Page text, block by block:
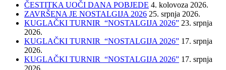
ČESTITKA UOČI DANA POBJEDE 4. kolovoza 2026.
ZAVRŠENA JE NOSTALGIJA 2026 25. srpnja 2026.
KUGLAČKI TURNIR “NOSTALGIJA 2026” 23. srpnja
2026.
KUGLAČKI TURNIR “NOSTALGIJA 2026” 17. srpnja
2026.
KUGLAČKI TURNIR “NOSTALGIJA 2026” 17. srpnja